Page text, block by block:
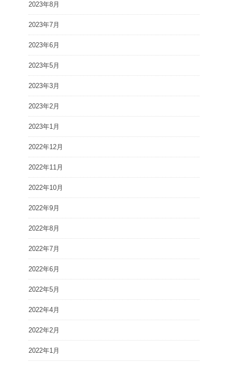
2023年8月
2023年7月
2023年6月
2023年5月
2023年3月
2023年2月
2023年1月
2022年12月
2022年11月
2022年10月
2022年9月
2022年8月
2022年7月
2022年6月
2022年5月
2022年4月
2022年2月
2022年1月